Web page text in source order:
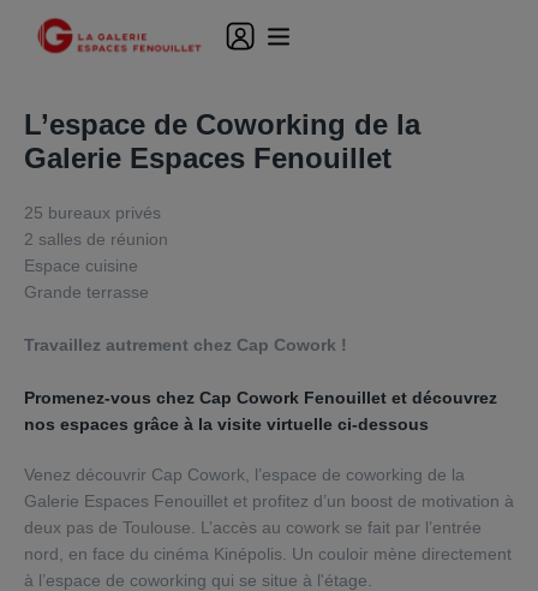
L’espace de Coworking de la
Galerie Espaces Fenouillet
25 bureaux privés
2 salles de réunion
Espace cuisine
Grande terrasse
Travaillez autrement chez Cap Cowork !
Promenez-vous chez Cap Cowork Fenouillet et découvrez
nos espaces grâce à la visite virtuelle ci-dessous
Venez découvrir Cap Cowork, l’espace de coworking de la
Galerie Espaces Fenouillet et profitez d’un boost de motivation à
deux pas de Toulouse. L’accès au cowork se fait par l’entrée
nord, en face du cinéma Kinépolis. Un couloir mène directement
à l’espace de coworking qui se situe à l'étage.